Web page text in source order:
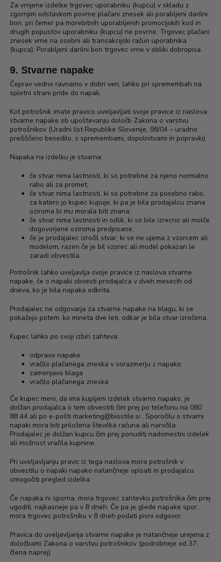
Za vrnjene izdelke trgovec uporabniku (kupcu) v skladu z
zgornjim odstavkom povrne plačani znesek ali porabljeni darilni
bon, pri čemer pa morebitnih uporabljenih promocijskih kod in
drugih popustov uporabniku (kupcu) ne povrne. Trgovec plačani
znesek vrne na osebni ali transakcijski račun uporabnika
(kupca). Porabljeni darilni bon trgovec vrne v obliki dobropisa.
9. Stvarne napake
Čeprav vedno ravnamo v dobri veri, lahko pri spremembah na
spletni strani pride do napak.
Kot potrošnik imate pravico uveljavljati svoje pravice iz naslova
stvarne napake ob upoštevanju določb Zakona o varstvu
potrošnikov (Uradni list Republike Slovenije, 98/04 – uradno
prečiščeno besedilo, s spremembami, dopolnitvami in popravki).
Napaka na izdelku je stvarna:
če stvar nima lastnosti, ki so potrebne za njeno normalno
rabo ali za promet;
če stvar nima lastnosti, ki so potrebne za posebno rabo,
za katero jo kupec kupuje, ki pa je bila prodajalcu znana
oziroma bi mu morala biti znana;
če stvar nima lastnosti in odlik, ki so bile izrecno ali molče
dogovorjene oziroma predpisane;
če je prodajalec izročil stvar, ki se ne ujema z vzorcem ali
modelom, razen če je bil vzorec ali model pokazan le
zaradi obvestila.
Potrošnik lahko uveljavlja svoje pravice iz naslova stvarne
napake, če o napaki obvesti prodajalca v dveh mesecih od
dneva, ko je bila napaka odkrita.
Prodajalec ne odgovarja za stvarne napake na blagu, ki se
pokažejo potem, ko mineta dve leti, odkar je bila stvar izročena.
Kupec lahko po svoji izbiri zahteva:
odpravo napake
vračilo plačanega zneska v sorazmerju z napako
zamenjavo blaga
vračilo plačanega zneska
Če kupec meni, da ima kupljeni izdelek stvarno napako, je
dolžan prodajalca o tem obvestiti čim prej po telefonu na 080
88 44 ali po e-pošti marketing@biostile.si . Sporočilu o stvarni
napaki mora biti priložena številka računa ali naročila.
Prodajalec je dolžan kupcu čim prej ponuditi nadomestni izdelek
ali možnost vračila kupnine.
Pri uveljavljanju pravic iz tega naslova mora potrošnik v
obvestilu o napaki napako natančneje opisati in prodajalcu
omogočiti pregled izdelka.
Če napaka ni sporna, mora trgovec zahtevku potrošnika čim prej
ugoditi, najkasneje pa v 8 dneh. Če pa je glede napake spor,
mora trgovec potrošniku v 8 dneh podati pisni odgovor.
Pravica do uveljavljanja stvarne napake je natančneje urejena z
določbami Zakona o varstvu potrošnikov (podrobneje od 37.
člena naprej).